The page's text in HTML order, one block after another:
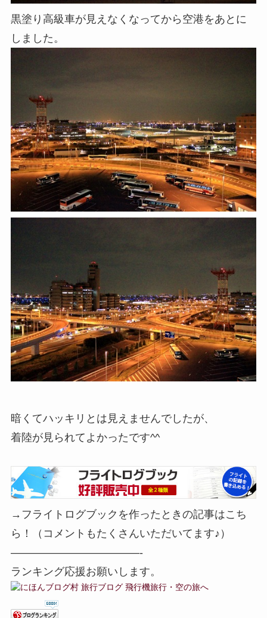
黒塗り高級車が見えなくなってから空港をあとに
しました。
暗くてハッキリとは見えませんでしたが、
着陸が見られてよかったです^^
→フライトログブックを作ったときの記事はこち
ら！（コメントもたくさんいただいてます♪）
————————————-
ランキング応援お願いします。